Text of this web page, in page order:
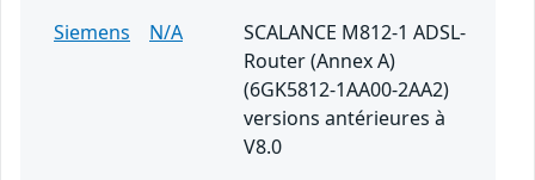
Siemens
N/A
SCALANCE M812-1 ADSL-
Router (Annex A)
(6GK5812-1AA00-2AA2)
versions antérieures à
V8.0